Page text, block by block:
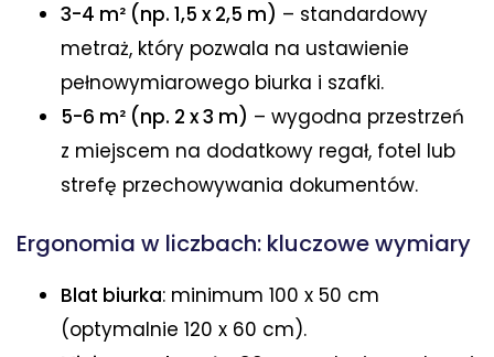
3-4 m² (np. 1,5 x 2,5 m) – standardowy
metraż, który pozwala na ustawienie
pełnowymiarowego biurka i szafki.
5-6 m² (np. 2 x 3 m) – wygodna przestrzeń
z miejscem na dodatkowy regał, fotel lub
strefę przechowywania dokumentów.
Ergonomia w liczbach: kluczowe wymiary
Blat biurka: minimum 100 x 50 cm
(optymalnie 120 x 60 cm).